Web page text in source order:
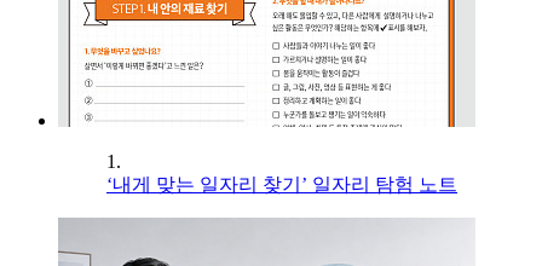
1.
‘내게 맞는 일자리 찾기’ 일자리 탐험 노트